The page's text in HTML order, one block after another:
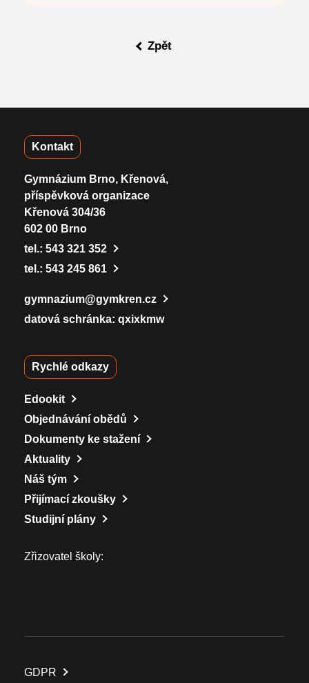
Zpět
Kontakt
Gymnázium Brno, Křenová,
příspěvková organizace
Křenová 304/36
602 00 Brno
tel.: 543 321 352
tel.: 543 245 861
gymnazium@gymkren.cz
datová schránka: qxixkmw
Rychlé odkazy
Edookit
Objednávání obědů
Dokumenty ke stažení
Aktuality
Náš tým
Přijímací zkoušky
Studijní plány
Zřizovatel školy:
GDPR